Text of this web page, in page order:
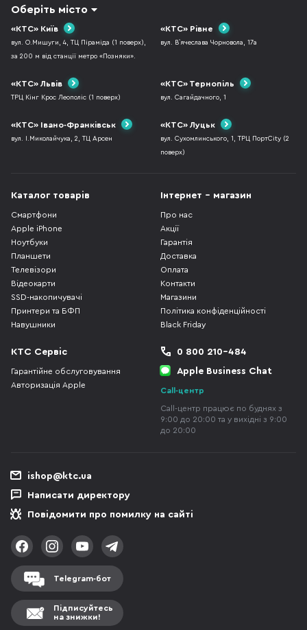
Оберіть місто
«КТС» Київ
вул. О.Мишуги, 4, ТЦ Піраміда (1 поверх),
за 200 м від станції метро «Позняки».
«КТС» Рівне
вул. В`ячеслава Чорновола, 17а
«КТС» Львів
ТРЦ Кінг Крос Леополіс (1 поверх)
«КТС» Тернопіль
вул. Сагайдачного, 1
«КТС» Івано-Франківськ
вул. І.Миколайчука, 2, ТЦ Арсен
«КТС» Луцьк
вул. Сухомлинського, 1, ТРЦ ПортCity (2
поверх)
Каталог товарів
Смартфони
Apple iPhone
Ноутбуки
Планшети
Телевізори
Відеокарти
SSD-накопичувачі
Принтери та БФП
Навушники
Інтернет - магазин
Про нас
Акції
Гарантія
Доставка
Оплата
Контакти
Магазини
Політика конфіденційності
Black Friday
КТС Сервіс
Гарантійне обслуговування
Авторизація Apple
0 800 210-484
Apple Business Chat
Call-центр
Call-центр працює по буднях з
9:00 до 20:00 та у вихідні з 9:00
до 20:00
ishop@ktc.ua
Написати директору
Повідомити про помилку на сайті
Telegram-бот
Підписуйтесь
на знижки!